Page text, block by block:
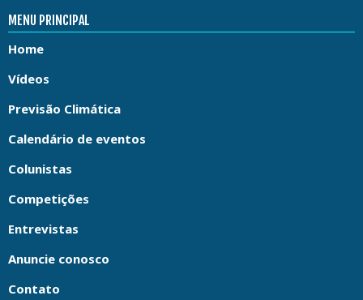
MENU PRINCIPAL
Home
Vídeos
Previsão Climática
Calendário de eventos
Colunistas
Competições
Entrevistas
Anuncie conosco
Contato